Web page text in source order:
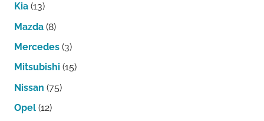
Kia (13)
Mazda (8)
Mercedes (3)
Mitsubishi (15)
Nissan (75)
Opel (12)